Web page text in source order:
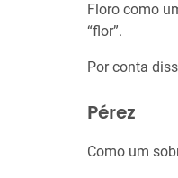
Floro como
“flor”.
Por conta
Pérez
Como um